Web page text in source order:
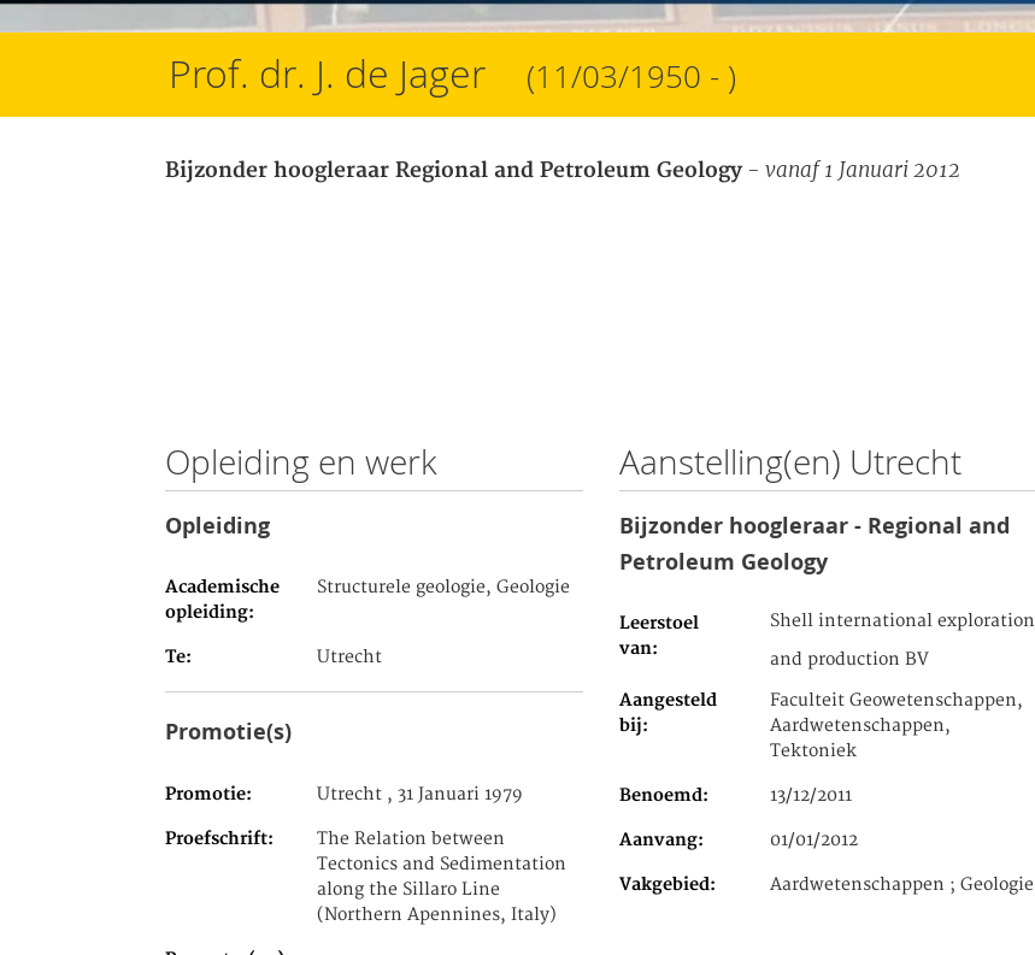
Prof. dr. J. de Jager (11/03/1950 - )
Bijzonder hoogleraar Regional and Petroleum Geology - vanaf 1 Januari 2012
Opleiding en werk
Opleiding
Academische
opleiding
Structurele geologie, Geologie
Te Utrecht
Promotie(s)
Promotie Utrecht , 31 Januari 1979
Proefschrift
The Relation between
Tectonics and Sedimentation
along the Sillaro Line
(Northern Apennines, Italy)
Aanstelling(en) Utrecht
Bijzonder hoogleraar - Regional and
Petroleum Geology
Leerstoel
van
Shell international exploration
and production BV
Aangesteld
bij
Faculteit Geowetenschappen,
Aardwetenschappen,
Tektoniek
Benoemd 13/12/2011
Aanvang 01/01/2012
Vakgebied Aardwetenschappen ; Geologie